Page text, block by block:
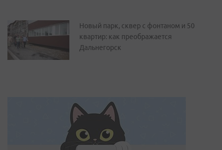
Новый парк, сквер с фонтаном и 50
квартир: как преображается
Дальнегорск